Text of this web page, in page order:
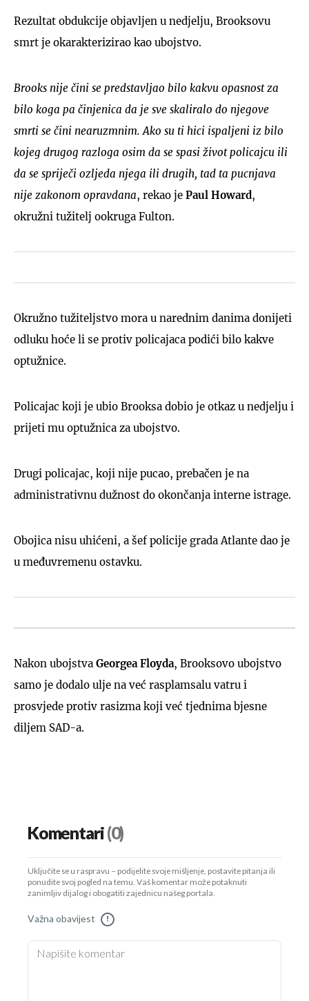
Rezultat obdukcije objavljen u nedjelju, Brooksovu
smrt je okarakterizirao kao ubojstvo.
Brooks nije čini se predstavljao bilo kakvu opasnost za
bilo koga pa činjenica da je sve skaliralo do njegove
smrti se čini nearuzmnim. Ako su ti hici ispaljeni iz bilo
kojeg drugog razloga osim da se spasi život policajcu ili
da se spriječi ozljeda njega ili drugih, tad ta pucnjava
nije zakonom opravdana, rekao je Paul Howard,
okružni tužitelj ookruga Fulton.
Okružno tužiteljstvo mora u narednim danima donijeti
odluku hoće li se protiv policajaca podići bilo kakve
optužnice.
Policajac koji je ubio Brooksa dobio je otkaz u nedjelju i
prijeti mu optužnica za ubojstvo.
Drugi policajac, koji nije pucao, prebačen je na
administrativnu dužnost do okončanja interne istrage.
Obojica nisu uhićeni, a šef policije grada Atlante dao je
u međuvremenu ostavku.
Nakon ubojstva Georgea Floyda, Brooksovo ubojstvo
samo je dodalo ulje na već rasplamsalu vatru i
prosvjede protiv rasizma koji već tjednima bjesne
diljem SAD-a.
Komentari(0)
Uključite se u raspravu – podijelite svoje mišljenje, postavite pitanja ili
ponudite svoj pogled na temu. Vaš komentar može potaknuti
zanimljiv dijalog i obogatiti zajednicu našeg portala.
Važna obavijest !